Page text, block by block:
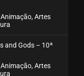
45
Artes
and Gods – 10ª
Artes